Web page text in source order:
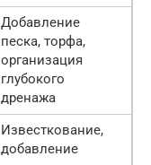
Добавление
песка, торфа,
организация
глубокого
дренажа
Известкование,
добавление